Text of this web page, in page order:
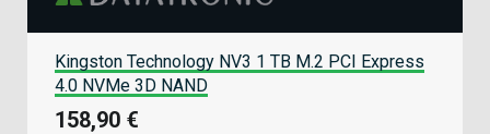
Kingston Technology NV3 1 TB M.2 PCI Express
4.0 NVMe 3D NAND
158,90 €